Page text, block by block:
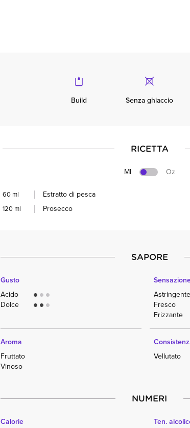
Build Senza ghiaccio
RICETTA
Ml Oz
60 ml Estratto di pesca
120 ml Prosecco
SAPORE
Gusto
Acido
circle circle circle
Dolce circle circle circle
Astringente
Fresco
Frizzante
Aroma
Fruttato
Vinoso
Vellutato
NUMERI
Calorie
Ten.